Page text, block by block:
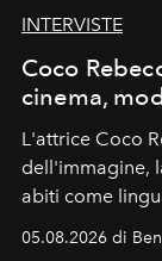
INTERVISTE
Coco
cinema,
L'attrice Coco
dell'immagine,
abiti come
05.08.2026 di